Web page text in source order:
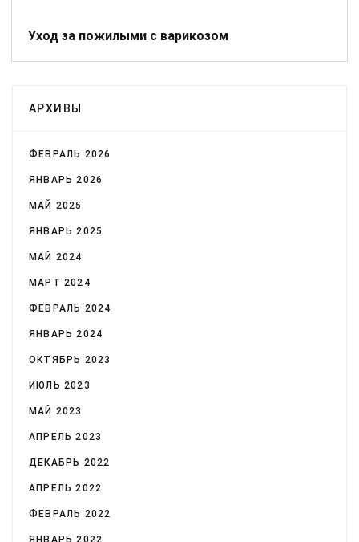
Уход за пожилыми с варикозом
АРХИВЫ
ФЕВРАЛЬ 2026
ЯНВАРЬ 2026
МАЙ 2025
ЯНВАРЬ 2025
МАЙ 2024
МАРТ 2024
ФЕВРАЛЬ 2024
ЯНВАРЬ 2024
ОКТЯБРЬ 2023
ИЮЛЬ 2023
МАЙ 2023
АПРЕЛЬ 2023
ДЕКАБРЬ 2022
АПРЕЛЬ 2022
ФЕВРАЛЬ 2022
ЯНВАРЬ 2022